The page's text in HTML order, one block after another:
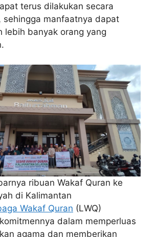
terus dilakukan secara
sehingga manfaatnya dapat
lebih banyak orang yang
ribuan Wakaf Quran ke
di Kalimantan
Wakaf Quran (LWQ)
dalam memperluas
agama dan memberikan